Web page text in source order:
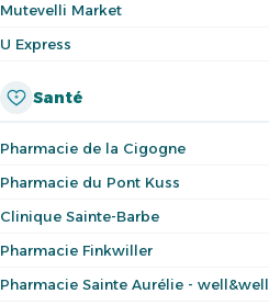
Mutevelli Market
U Express
Santé
Pharmacie de la Cigogne
Pharmacie du Pont Kuss
Clinique Sainte-Barbe
Pharmacie Finkwiller
Pharmacie Sainte Aurélie - well&well